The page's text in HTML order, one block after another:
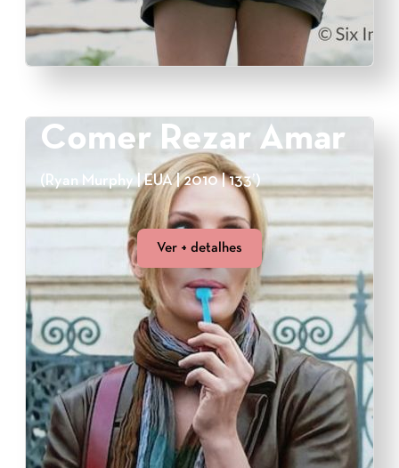
Comer Rezar Amar
(Ryan Murphy | EUA | 2010 | 133’)
Ver + detalhes